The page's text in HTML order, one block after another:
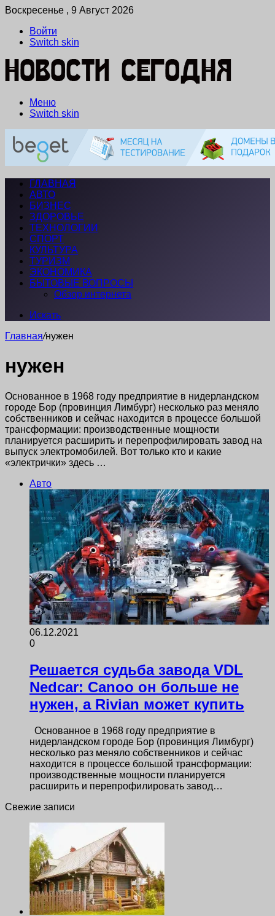
Воскресенье , 9 Август 2026
Войти
Switch skin
Меню
Switch skin
ГЛАВНАЯ
АВТО
БИЗНЕС
ЗДОРОВЬЕ
ТЕХНОЛОГИИ
СПОРТ
КУЛЬТУРА
ТУРИЗМ
ЭКОНОМИКА
БЫТОВЫЕ ВОПРОСЫ
Обзор интернета
Искать
Главная/нужен
нужен
Основанное в 1968 году предприятие в нидерландском
городе Бор (провинция Лимбург) несколько раз меняло
собственников и сейчас находится в процессе большой
трансформации: производственные мощности
планируется расширить и перепрофилировать завод на
выпуск электромобилей. Вот только кто и какие
«электрички» здесь …
Авто
06.12.2021
0
Решается судьба завода VDL
Nedcar: Canoo он больше не
нужен, а Rivian может купить
Основанное в 1968 году предприятие в
нидерландском городе Бор (провинция Лимбург)
несколько раз меняло собственников и сейчас
находится в процессе большой трансформации:
производственные мощности планируется
расширить и перепрофилировать завод…
Свежие записи